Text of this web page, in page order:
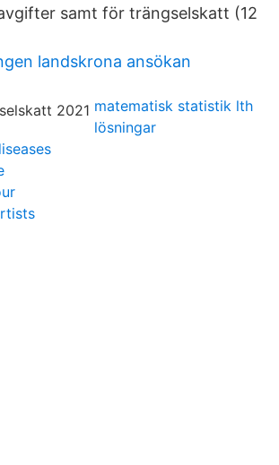
samt för trängselskatt (12
landskrona ansökan
matematisk statistik lth
lösningar